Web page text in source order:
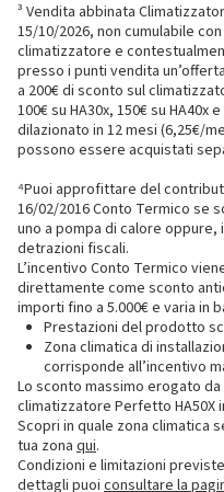
³ Vendita abbinata
15/10/2026, non cumulabile
climatizzatore e
presso i punti vendita
a 200€ di sconto sul
100€ su HA30x, 150€ su HA40x
dilazionato in 12 mesi (6,25€/
possono essere acquistati
⁴Puoi approfittare del
16/02/2016 Conto Termico se
uno a pompa di calore
detrazioni fiscali.
L’incentivo Conto Termico
direttamente come sconto
importi fino a 5.000€ e varia in
Prestazioni del prodotto
Zona climatica di
corrisponde all’incentivo
Lo sconto massimo erogato
climatizzatore Perfetto HA50X
Scopri in quale zona climatica
tua zona qui.
Condizioni e limitazioni
dettagli puoi consultare la